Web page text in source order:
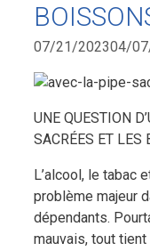
07/21/202304/
UNE QUESTION
SACRÉES ET LES
L’alcool, le tabac
problème majeur
dépendants.
mauvais, tout tient